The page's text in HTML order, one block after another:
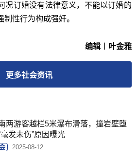
况订婚没有法律意义，不能以订婚的
性行为构成强奸。
编辑︱叶金雅
更多社会资讯
两游客越栏5米瀑布滑落，撞岩壁堕
毫发未伤”原因曝光
2025-08-12